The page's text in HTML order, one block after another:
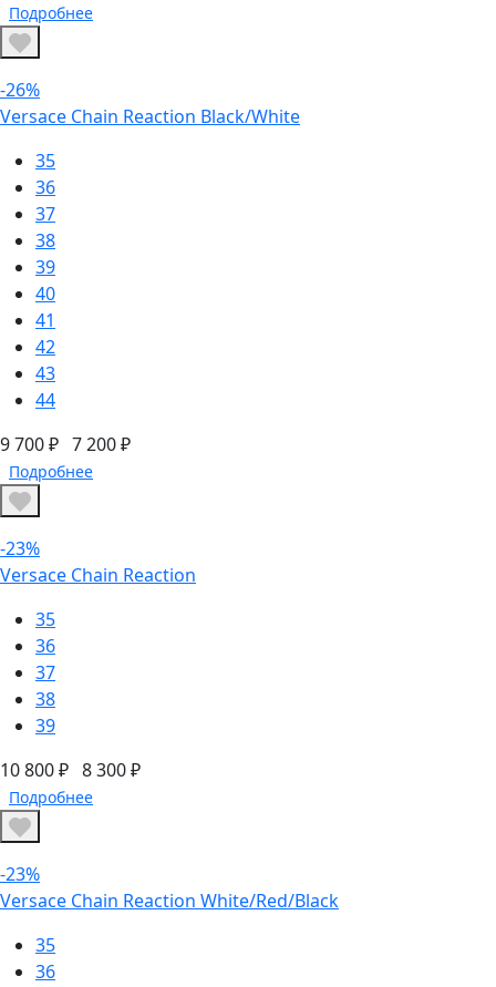
Подробнее
-26%
Versace Chain Reaction Black/White
35
36
37
38
39
40
41
42
43
44
9 700 ₽ 7 200 ₽
Подробнее
-23%
Versace Chain Reaction
35
36
37
38
39
10 800 ₽ 8 300 ₽
Подробнее
-23%
Versace Chain Reaction White/Red/Black
35
36